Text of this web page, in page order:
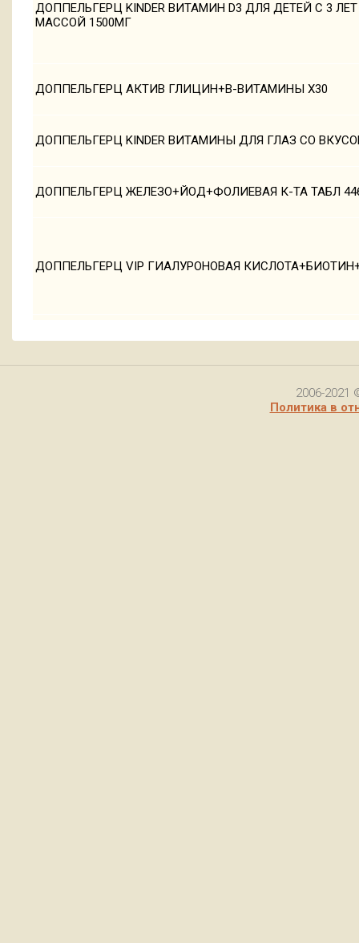
ДОППЕЛЬГЕРЦ KINDER ВИТАМИН D3 ДЛЯ ДЕТЕЙ С 3
МАССОЙ 1500МГ
ДОППЕЛЬГЕРЦ АКТИВ ГЛИЦИН+В-ВИТАМИНЫ Х30
ДОППЕЛЬГЕРЦ KINDER ВИТАМИНЫ ДЛЯ ГЛАЗ СО
ДОППЕЛЬГЕРЦ ЖЕЛЕЗО+ЙОД+ФОЛИЕВАЯ К-ТА ТАБЛ
ДОППЕЛЬГЕРЦ VIP ГИАЛУРОНОВАЯ
2006-2021
Политика в